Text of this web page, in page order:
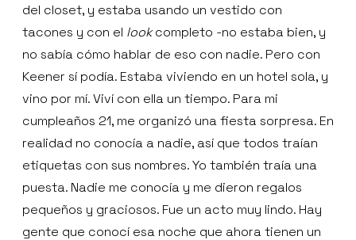
del closet, y estaba usando un vestido con
tacones y con el lookcompleto -no estaba bien, y
no sabía cómo hablar de eso con nadie. Pero con
Keener sí podía. Estaba viviendo en un hotel sola, y
vino por mí. Viví con ella un tiempo. Para mi
cumpleaños 21, me organizó una fiesta sorpresa. En
realidad no conocía a nadie, así que todos traían
etiquetas con sus nombres. Yo también traía una
puesta. Nadie me conocía y me dieron regalos
pequeños y graciosos. Fue un acto muy lindo. Hay
gente que conocí esa noche que ahora tienen un